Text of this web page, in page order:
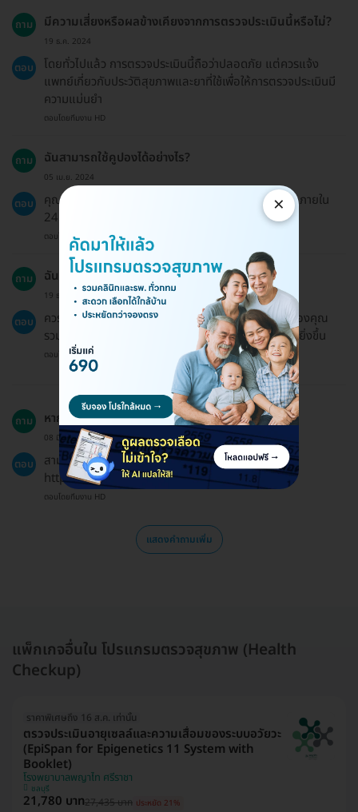
ถาม มีความเสี่ยงหรือผลข้างเคียงจากการตรวจประเมินนี้หรือไม่?
19 ธ.ค. 2024
ตอบ
โดยทั่วไปแล้ว การตรวจประเมินนี้ถือว่าปลอดภัย แต่ควรแจ้ง
แพทย์เกี่ยวกับประวัติสุขภาพและยาที่ใช้เพื่อให้การตรวจประเมินมี
ความแม่นยำ
ตอบโดยทีมงาน HD
ถาม ฉันสามารถใช้คูปองได้อย่างไร?
05 เม.ย. 2024
ตอบ
คุณสามารถชำระเงินออนไลน์และจะได้รับคูปองทางอีเมลภายใน
24 ชั่วโมง
ตอบโดยทีมงาน HD
ถาม ฉันควรเตรียมตัวอย่างไรบ้างก่อนเข้ารับบริการ?
19 ธ.ค. 2024
ตอบ
ควรนัดหมายล่วงหน้าและเตรียมข้อมูลเกี่ยวกับสุขภาพของคุณ
รวมถึงปัญหาที่พบเพื่อให้แพทย์สามารถช่วยวิเคราะห์ได้ดียิ่งขึ้น
ตอบโดยทีมงาน HD
ถาม หากเปลี่ยนใจสามารถขอคืนเงินได้ไหม?
08 มิ.ย. 2023
ตอบ
สามารถขอเงินคืนได้ตามนโยบายการคืนเงินที่ระบุไว้ที่
https://hdmall.co.th/c/refund-policy-hdmall
ตอบโดยทีมงาน HD
แสดงคำถามเพิ่ม
แพ็กเกจอื่นใน โปรแกรมตรวจสุขภาพ (Health
Checkup)
ราคาพิเศษถึง 16 ส.ค. เท่านั้น
ตรวจประเมินอายุเซลล์และความเสื่อมของระบบอวัยวะ
(EpiSpan for Epigenetics 11 System with
Booklet)
โรงพยาบาลพญาไท ศรีราชา
ชลบุรี
21,780 บาท27,435 บาท ประหยัด 21%
×